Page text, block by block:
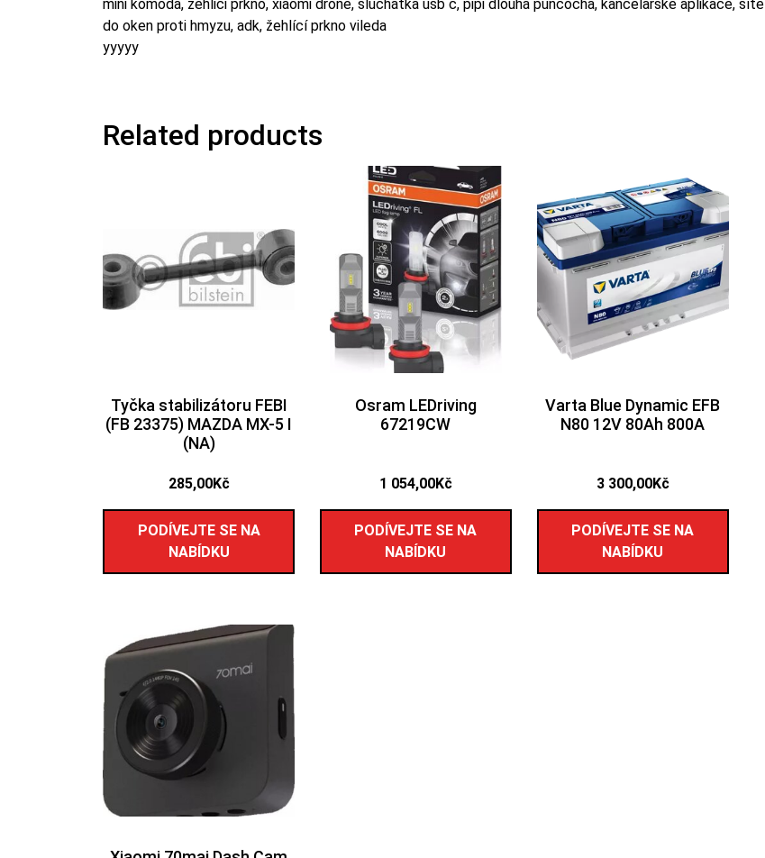
mini komoda, zehlici prkno, xiaomi drone, sluchátka usb c, pipi dlouhá punčocha, kancelarske aplikace, sítě
do oken proti hmyzu, adk, žehlící prkno vileda
yyyyy
Related products
Tyčka stabilizátoru FEBI
(FB 23375) MAZDA MX-5 I
(NA)
285,00Kč
PODÍVEJTE SE NA
NABÍDKU
Osram LEDriving
67219CW
1 054,00Kč
PODÍVEJTE SE NA
NABÍDKU
Varta Blue Dynamic EFB
N80 12V 80Ah 800A
3 300,00Kč
PODÍVEJTE SE NA
NABÍDKU